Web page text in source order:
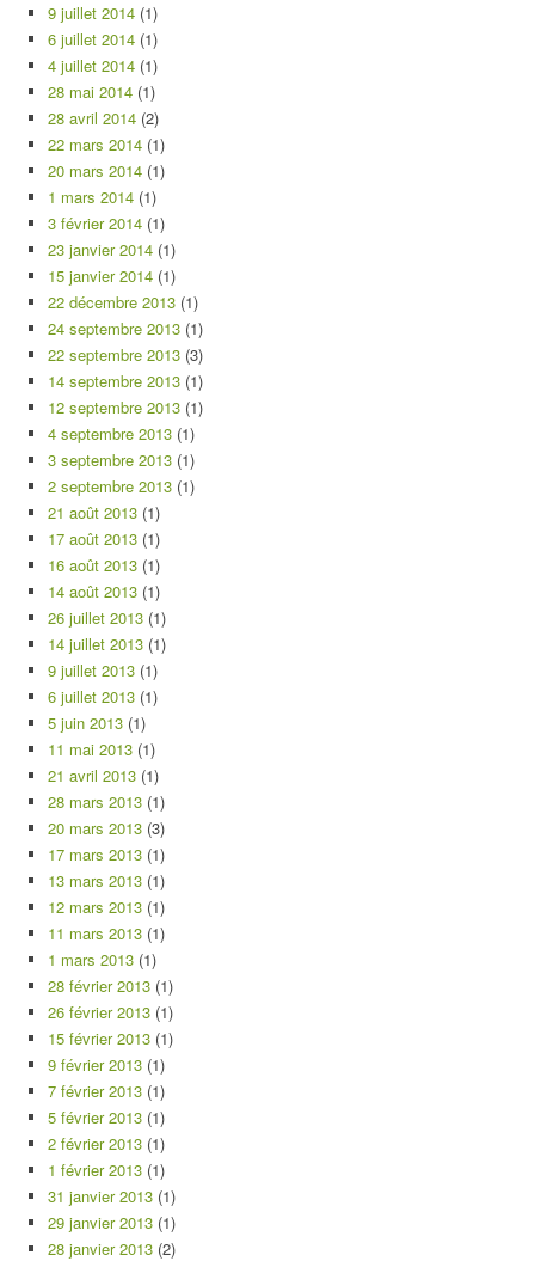
9 juillet 2014 (1)
6 juillet 2014 (1)
4 juillet 2014 (1)
28 mai 2014 (1)
28 avril 2014 (2)
22 mars 2014 (1)
20 mars 2014 (1)
1 mars 2014 (1)
3 février 2014 (1)
23 janvier 2014 (1)
15 janvier 2014 (1)
22 décembre 2013 (1)
24 septembre 2013 (1)
22 septembre 2013 (3)
14 septembre 2013 (1)
12 septembre 2013 (1)
4 septembre 2013 (1)
3 septembre 2013 (1)
2 septembre 2013 (1)
21 août 2013 (1)
17 août 2013 (1)
16 août 2013 (1)
14 août 2013 (1)
26 juillet 2013 (1)
14 juillet 2013 (1)
9 juillet 2013 (1)
6 juillet 2013 (1)
5 juin 2013 (1)
11 mai 2013 (1)
21 avril 2013 (1)
28 mars 2013 (1)
20 mars 2013 (3)
17 mars 2013 (1)
13 mars 2013 (1)
12 mars 2013 (1)
11 mars 2013 (1)
1 mars 2013 (1)
28 février 2013 (1)
26 février 2013 (1)
15 février 2013 (1)
9 février 2013 (1)
7 février 2013 (1)
5 février 2013 (1)
2 février 2013 (1)
1 février 2013 (1)
31 janvier 2013 (1)
29 janvier 2013 (1)
28 janvier 2013 (2)